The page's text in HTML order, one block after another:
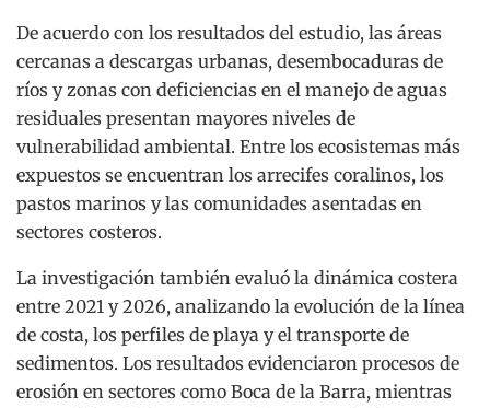
De acuerdo con los resultados del estudio, las áreas
cercanas a descargas urbanas, desembocaduras de
ríos y zonas con deficiencias en el manejo de aguas
residuales presentan mayores niveles de
vulnerabilidad ambiental. Entre los ecosistemas más
expuestos se encuentran los arrecifes coralinos, los
pastos marinos y las comunidades asentadas en
sectores costeros.
La investigación también evaluó la dinámica costera
entre 2021 y 2026, analizando la evolución de la línea
de costa, los perfiles de playa y el transporte de
sedimentos. Los resultados evidenciaron procesos de
erosión en sectores como Boca de la Barra, mientras